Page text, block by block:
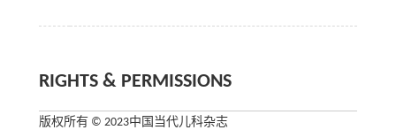
RIGHTS & PERMISSIONS
版权所有 © 2023中国当代儿科杂志